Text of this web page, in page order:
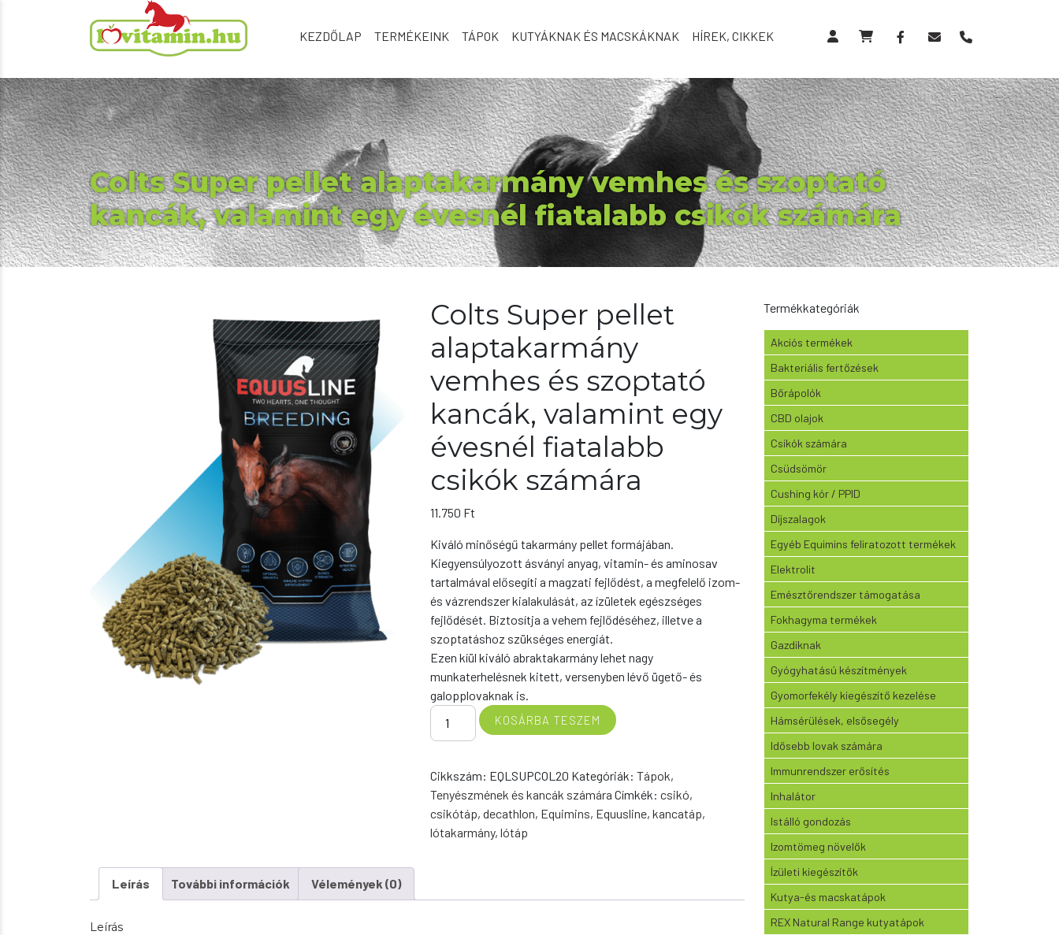
KEZDŐLAP TERMÉKEINK TÁPOK KUTYÁKNAK ÉS MACSKÁKNAK HÍREK, CIKKEK
Colts Super pellet alaptakarmány vemhes és szoptató
kancák, valamint egy évesnél fiatalabb csikók számára
Colts Super pellet
alaptakarmány
vemhes és szoptató
kancák, valamint egy
évesnél fiatalabb
csikók számára
11.750 Ft
Kiváló minőségű takarmány pellet formájában.
Kiegyensúlyozott ásványi anyag, vitamin- és aminosav
tartalmával elősegíti a magzati fejlődést, a megfelelő izom-
és vázrendszer kialakulását, az ízületek egészséges
fejlődését. Biztosítja a vehem fejlődéséhez, illetve a
szoptatáshoz szükséges energiát.
Ezen kíül kiváló abraktakarmány lehet nagy
munkaterhelésnek kitett, versenyben lévő ügető- és
galopplovaknak is.
Colts
Super
alaptakarmány
vemhes
szoptató
évesnél
KOSÁRBA TESZEM
Cikkszám: EQLSUPCOL20 Kategóriák:Tápok,
Tenyészmének és kancák számára Címkék:csikó,
csikótáp,decathlon, Equimins, Equusline,kancatáp,
lótakarmány,lótáp
Leírás További információk Vélemények (0)
Leírás
Termékkategóriák
Akciós termékek
Bakteriális fertőzések
Bőrápolók
CBD olajok
Csikók számára
Csüdsömör
Cushing kór / PPID
Díjszalagok
Egyéb Equimins feliratozott termékek
Elektrolit
Emésztőrendszer támogatása
Fokhagyma termékek
Gazdiknak
Gyógyhatású készítmények
Gyomorfekély kiegészítő kezelése
Hámsérülések, elsősegély
Idősebb lovak számára
Immunrendszer erősítés
Inhalátor
Istálló gondozás
Izomtömeg növelők
Ízületi kiegészítők
Kutya-és macskatápok
REX Natural Range kutyatápok